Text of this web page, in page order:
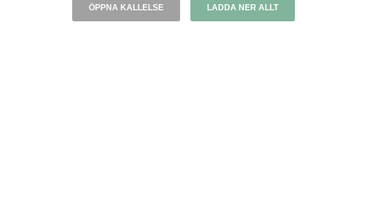
ÖPPNA KALLELSE LADDA NER ALLT